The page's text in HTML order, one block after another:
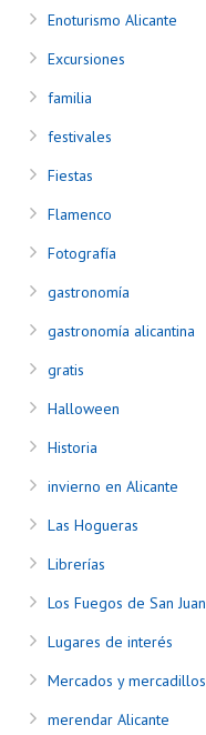
Enoturismo Alicante
Excursiones
familia
festivales
Fiestas
Flamenco
Fotografía
gastronomía
gastronomía alicantina
gratis
Halloween
Historia
invierno en Alicante
Las Hogueras
Librerías
Los Fuegos de San Juan
Lugares de interés
Mercados y mercadillos
merendar Alicante